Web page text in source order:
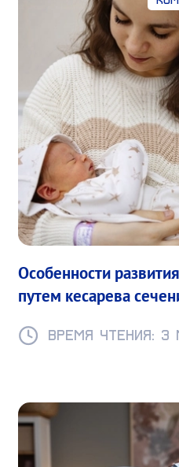
Особенности
путем кесарева
Время чтения: 3